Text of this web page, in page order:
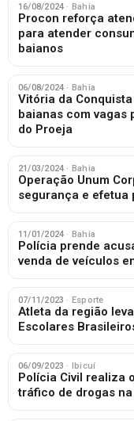
16/08/2024 · Bahia
Procon reforça
para atender
baianos
06/08/2024 · Bahia
Vitória da
baianas com
do Proeja
21/03/2024 · Bahia
Operação Unum
segurança e efetua
11/01/2024 · Bahia
Polícia prende
venda de veículos
07/11/2023 · Esporte
Atleta da região
Escolares
06/09/2023 · Ibicuí
Polícia Civil realiza
tráfico de drogas